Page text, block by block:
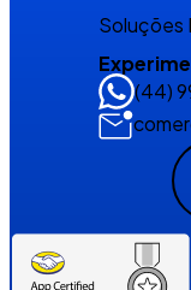
Soluções
(44)